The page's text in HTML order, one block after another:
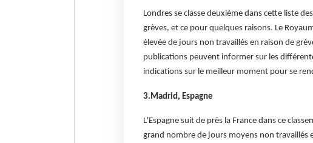
Londres se classe deuxième dans cette liste
grèves, et ce pour quelques raisons. Le
élevée de jours non travaillés en raison de
publications peuvent informer sur les
indications sur le meilleur moment pour se
3.Madrid, Espagne
L'Espagne suit de près la France dans ce
grand nombre de jours moyens non travaillés